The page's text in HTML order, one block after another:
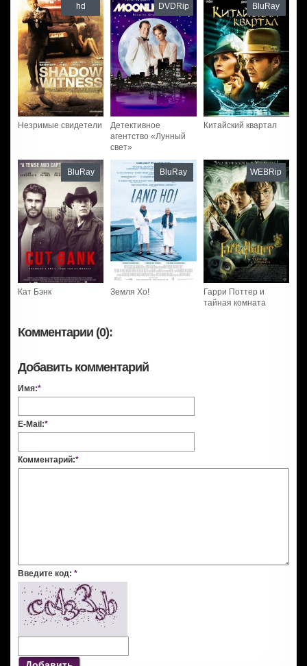
Незримые свидетели
hd
Детективное
агентство «Лунный
свет»
DVDRip
Китайский квартал
BluRay
Кат Бэнк
BluRay
Земля Хо!
BluRay
Гарри Поттер и
тайная комната
WEBRip
Комментарии (0):
Добавить комментарий
Имя:*
E-Mail:*
Комментарий:*
Введите код: *